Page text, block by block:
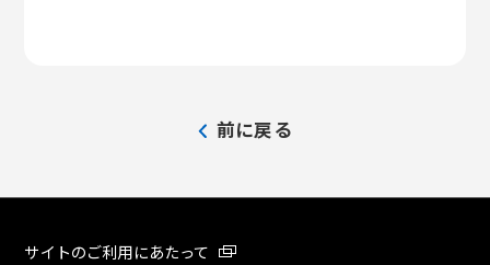
前に戻る
サイトのご利用にあたって